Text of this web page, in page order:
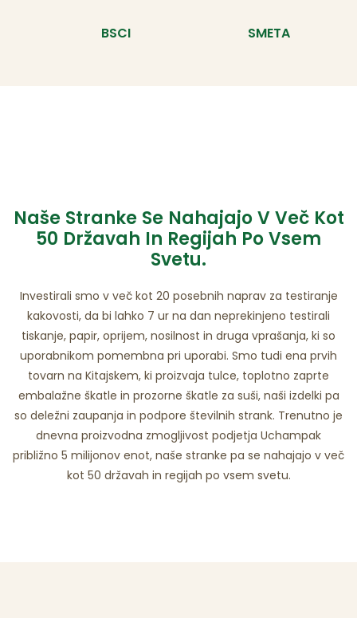
BSCI SMETA
Naše Stranke Se Nahajajo V Več Kot
50 Državah In Regijah Po Vsem
Svetu.
Investirali smo v več kot 20 posebnih naprav za testiranje
kakovosti, da bi lahko 7 ur na dan neprekinjeno testirali
tiskanje, papir, oprijem, nosilnost in druga vprašanja, ki so
uporabnikom pomembna pri uporabi. Smo tudi ena prvih
tovarn na Kitajskem, ki proizvaja tulce, toplotno zaprte
embalažne škatle in prozorne škatle za suši, naši izdelki pa
so deležni zaupanja in podpore številnih strank. Trenutno je
dnevna proizvodna zmogljivost podjetja Uchampak
približno 5 milijonov enot, naše stranke pa se nahajajo v več
kot 50 državah in regijah po vsem svetu.